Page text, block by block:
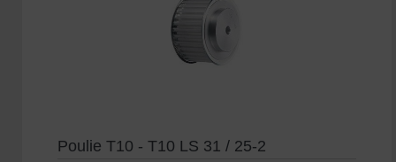
Poulie T10 - T10 LS 31 / 25-2